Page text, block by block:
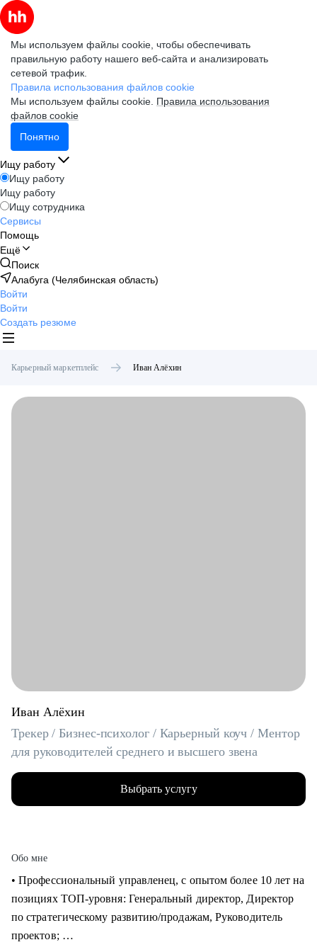
Мы используем файлы cookie, чтобы обеспечивать
правильную работу нашего веб-сайта и анализировать
сетевой трафик.
Правила использования файлов cookie
Мы используем файлы cookie. Правила использования
файлов cookie
Понятно
Ищу работу
Ищу работу
Ищу работу
Ищу сотрудника
Сервисы
Помощь
Ещё
Поиск
Алабуга (Челябинская область)
Войти
Войти
Создать резюме
Карьерный маркетплейс Иван Алёхин
Иван Алёхин
Трекер / Бизнес-психолог / Карьерный коуч / Ментор
для руководителей среднего и высшего звена
Выбрать услугу
Обо мне
• Профессиональный управленец, с опытом более 10 лет на
позициях ТОП-уровня: Генеральный директор, Директор
по стратегическому развитию/продажам, Руководитель
проектов;